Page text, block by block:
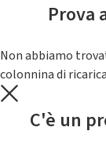
Prova
Non abbiamo
colonnina di
C'è un